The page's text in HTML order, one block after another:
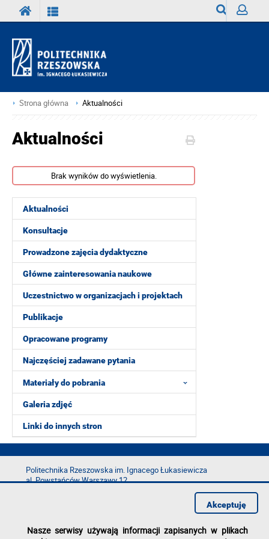
Strona główna Aktualności
Aktualności
Konsultacje
Prowadzone zajęcia dydaktyczne
Główne zainteresowania naukowe
Uczestnictwo w organizacjach i projektach
Publikacje
Opracowane programy
Najczęściej zadawane pytania
Materiały do pobrania
Galeria zdjęć
Linki do innych stron
Aktualności
Brak wyników do wyświetlenia.
Politechnika Rzeszowska im. Ignacego Łukasiewicza
al. Powstańców Warszawy 12
e-mail:kancelaria@prz.edu.pl
Nasze serwisy używają informacji zapisanych w plikach
Akceptuję